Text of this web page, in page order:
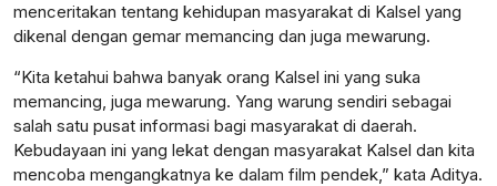
menceritakan tentang kehidupan masyarakat di Kalsel yang
dikenal dengan gemar memancing dan juga mewarung.
“Kita ketahui bahwa banyak orang Kalsel ini yang suka
memancing, juga mewarung. Yang warung sendiri sebagai
salah satu pusat informasi bagi masyarakat di daerah.
Kebudayaan ini yang lekat dengan masyarakat Kalsel dan kita
mencoba mengangkatnya ke dalam film pendek,” kata Aditya.